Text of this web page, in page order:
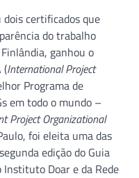
certificados que
do trabalho
ganhou o
(International Project
Programa de
em todo o mundo –
Project Organizational
foi eleita uma das
edição do Guia
Doar e da Rede